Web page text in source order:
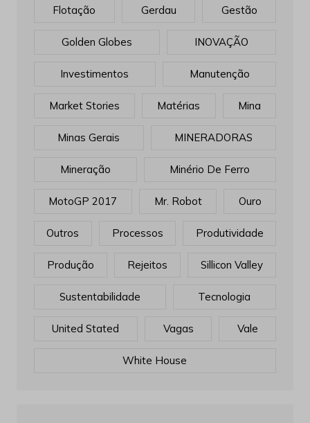
Flotação Gerdau Gestão
Golden Globes INOVAÇÃO
Investimentos Manutenção
Market Stories Matérias Mina
Minas Gerais MINERADORAS
Mineração Minério De Ferro
MotoGP 2017 Mr. Robot Ouro
Outros Processos Produtividade
Produção Rejeitos Sillicon Valley
Sustentabilidade Tecnologia
United Stated Vagas Vale
White House